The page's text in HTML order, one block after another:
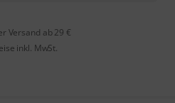
Versand ab 29 €
inkl. MwSt.